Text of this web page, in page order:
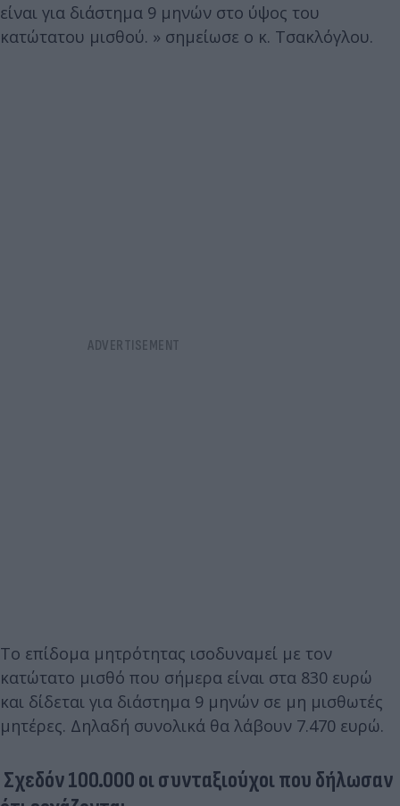
είναι για διάστημα 9 μηνών στο ύψος του
κατώτατου μισθού. » σημείωσε ο κ. Τσακλόγλου.
Το επίδομα μητρότητας ισοδυναμεί με τον
κατώτατο μισθό που σήμερα είναι στα 830 ευρώ
και δίδεται για διάστημα 9 μηνών σε μη μισθωτές
μητέρες. Δηλαδή συνολικά θα λάβουν 7.470 ευρώ.
Σχεδόν 100.000 οι συνταξιούχοι που δήλωσαν